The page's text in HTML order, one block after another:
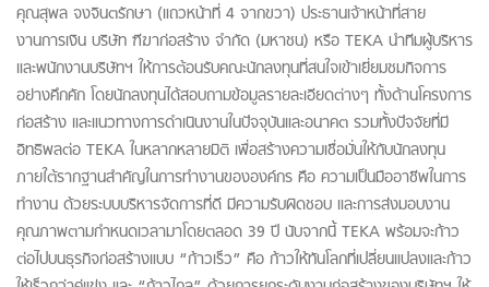
คุณสุพล จงจินตรักษา (แถวหน้าที่ 4 จากขวา) ประธานเจ้าหน้าที่สาย
งานการเงิน บริษัท ฑีฆาก่อสร้าง จำกัด (มหาชน) หรือ TEKA นำทีมผู้บริหาร
และพนักงานบริษัทฯ ให้การต้อนรับคณะนักลงทุนที่สนใจเข้าเยี่ยมชมกิจการ
อย่างคึกคัก โดยนักลงทุนได้สอบถามข้อมูลรายละเอียดต่างๆ ทั้งด้านโครงการ
ก่อสร้าง และแนวทางการดำเนินงานในปัจจุบันและอนาคต รวมทั้งปัจจัยที่มี
อิทธิพลต่อ TEKA ในหลากหลายมิติ เพื่อสร้างความเชื่อมั่นให้กับนักลงทุน
ภายใต้รากฐานสำคัญในการทำงานขององค์กร คือ ความเป็นมืออาชีพในการ
ทำงาน ด้วยระบบบริหารจัดการที่ดี มีความรับผิดชอบ และการส่งมอบงาน
คุณภาพตามกำหนดเวลามาโดยตลอด 39 ปี นับจากนี้ TEKA พร้อมจะก้าว
ต่อไปบนธุรกิจก่อสร้างแบบ “ก้าวเร็ว” คือ ก้าวให้ทันโลกที่เปลี่ยนแปลงและก้าว